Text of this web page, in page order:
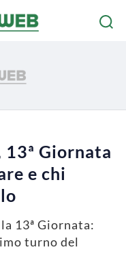
Giornata
e chi
13ª Giornata:
turno del